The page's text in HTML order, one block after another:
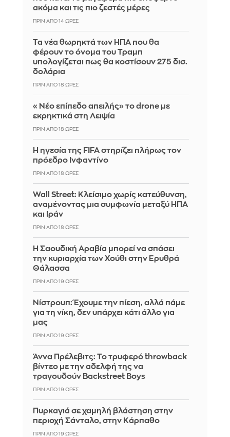
ακόμα και τις πιο ζεστές μέρες
ΠΡΙΝ ΑΠΌ 14 ΏΡΕΣ
Τα νέα θωρηκτά των ΗΠΑ που θα
φέρουν το όνομα του Τραμπ
υπολογίζεται πως θα κοστίσουν 275 δισ.
δολάρια
ΠΡΙΝ ΑΠΌ 18 ΏΡΕΣ
«Νέο επίπεδο απειλής» το drone με
εκρηκτικά στη Λειψία
ΠΡΙΝ ΑΠΌ 18 ΏΡΕΣ
Η ηγεσία της FIFA στηρίζει πλήρως τον
πρόεδρο Ινφαντίνο
ΠΡΙΝ ΑΠΌ 18 ΏΡΕΣ
Wall Street: Κλείσιμο χωρίς κατεύθυνση,
αναμένοντας μια συμφωνία μεταξύ ΗΠΑ
και Ιράν
ΠΡΙΝ ΑΠΌ 18 ΏΡΕΣ
Η Σαουδική Αραβία μπορεί να σπάσει
την κυριαρχία των Χούθι στην Ερυθρά
Θάλασσα
ΠΡΙΝ ΑΠΌ 19 ΏΡΕΣ
Νίστρουπ: Έχουμε την πίεση, αλλά πάμε
για τη νίκη, δεν υπάρχει κάτι άλλο για
μας
ΠΡΙΝ ΑΠΌ 19 ΏΡΕΣ
Άννα Πρέλεβιτς: Το τρυφερό throwback
βίντεο με την αδελφή της να
τραγουδούν Backstreet Boys
ΠΡΙΝ ΑΠΌ 19 ΏΡΕΣ
Πυρκαγιά σε χαμηλή βλάστηση στην
περιοχή Σάνταλο, στην Κάρπαθο
ΠΡΙΝ ΑΠΌ 19 ΏΡΕΣ